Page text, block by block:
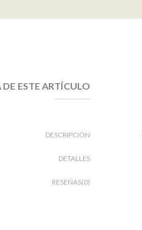
DE ESTE ARTÍCULO
DESCRIPCIÓN
DETALLES
RESEÑAS(0)